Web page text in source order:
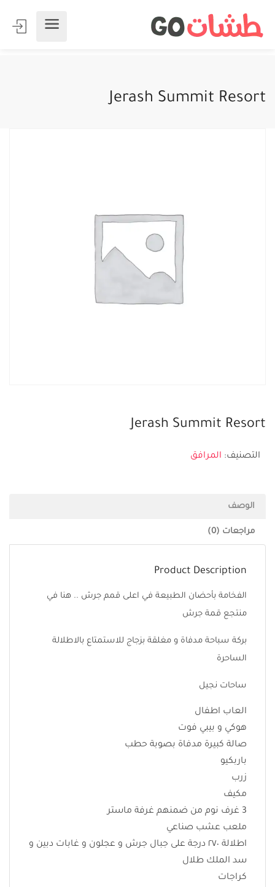
Jerash Summit Resort
Jerash Summit Resort
التصنيف: المرافق
الوصف
مراجعات (0)
Product Description
الفخامة بأحضان الطبيعة في اعلى قمم جرش .. هنا في
منتجع قمة جرش
بركة سباحة مدفاة و مغلقة بزجاج للاستمتاع بالاطلالة
الساحرة
ساحات نجيل
العاب اطفال
هوكي و بيبي فوت
صالة كبيرة مدفاة بصوبة حطب
باربكيو
زرب
مكيف
3 غرف نوم من ضمنهم غرفة ماستر
ملعب عشب صناعي
اطلالة ٢٧٠ درجة على جبال جرش و عجلون و غابات دبين و
سد الملك طلال
كراجات